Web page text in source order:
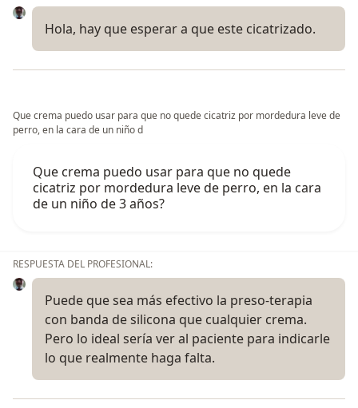
Hola, hay que esperar a que este cicatrizado.
Que crema puedo usar para que no quede cicatriz por mordedura leve de
perro, en la cara de un niño d
Que crema puedo usar para que no quede
cicatriz por mordedura leve de perro, en la cara
de un niño de 3 años?
RESPUESTA DEL PROFESIONAL:
Puede que sea más efectivo la preso-terapia
con banda de silicona que cualquier crema.
Pero lo ideal sería ver al paciente para indicarle
lo que realmente haga falta.